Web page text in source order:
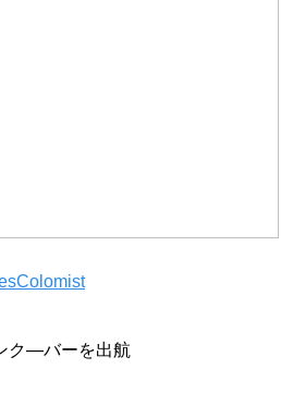
ク―バーを出航